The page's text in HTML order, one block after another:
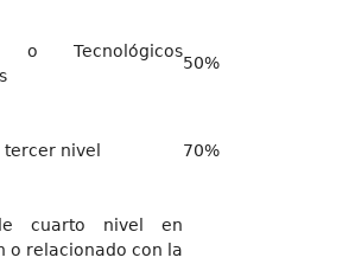
o Tecnológicos
50%
nivel 70%
cuarto nivel en
o relacionado con la